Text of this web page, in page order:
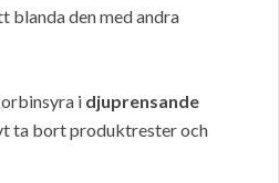
blanda den med andra
i djuprensande
ta bort produktrester och